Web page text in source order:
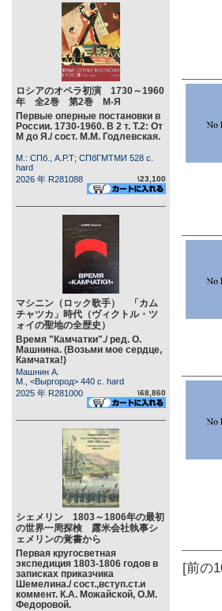
ロシアのオペラ初演 1730～1960
年 全2巻 第2巻 М-Я
Первые оперные постановки в
России. 1730-1960. В 2 т. Т.2: От
М до Я./ сост. М.М. Годлевская.
М.: СПб., А.Р.Т; СПбГМТМИ 528 c.
hard
2026 年 R281088
\23,100
マシニン（ロック歌手） 「カム
チャツカ」時代（ヴィクトル・ツ
ォイの聖地の全歴史）
Время "Камчатки"./ ред. О.
Машнина. (Возьми мое сердце,
Камчатка!)
Машнин А.
М., <Выргород> 440 c. hard
2025 年 R281000
\68,860
シェメリン 1803～1806年の最初
の世界一周探検 露米会社執事シ
ェメリンの覚書から
Первая кругосветная
экспедиция 1803-1806 годов в
записках приказчика
Шемелина./ сост.,вступ.ст.и
коммент. К.А. Можайской, О.М.
Федоровой.
[前の